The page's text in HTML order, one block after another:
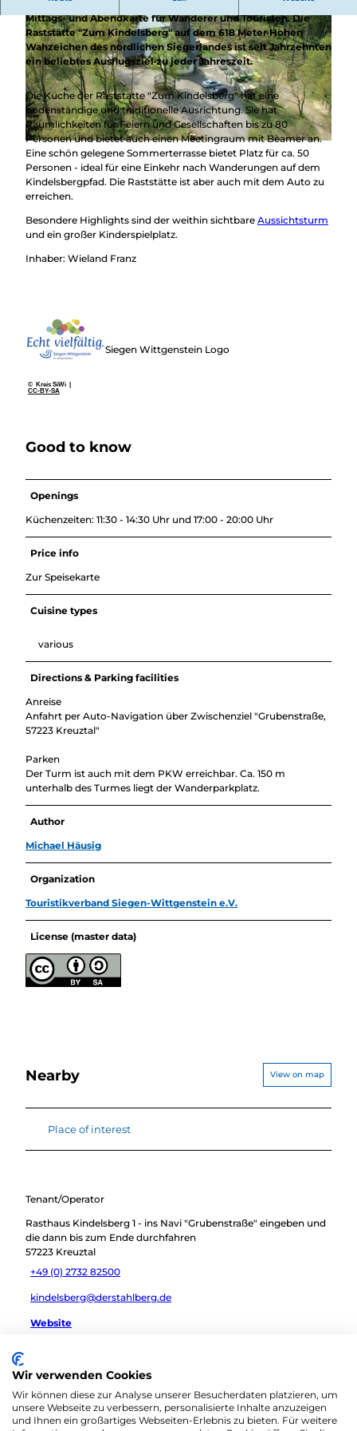
© kindelsberg.de
Ein respektables Gästehaus mit einer umfangreichen
Mittags- und Abendkarte für Wanderer und Touristen. Die
Raststätte "Zum Kindelsberg" auf dem 618 Meter Hohen
Wahzeichen des nördlichen Siegerlandes ist seit Jahrzehnten
ein beliebtes Ausflugsziel zu jeder Jahreszeit.
Die Küche der Raststätte "Zum Kindelsberg" hat eine
bodenständige und traditionelle Ausrichtung. Sie hat
Räumlichkeiten für Feiern und Gesellschaften bis zu 80
Personen und bietet auch einen Meetingraum mit Beamer an.
Eine schön gelegene Sommerterrasse bietet Platz für ca. 50
Personen - ideal für eine Einkehr nach Wanderungen auf dem
Kindelsbergpfad. Die Raststätte ist aber auch mit dem Auto zu
erreichen.
Besondere Highlights sind der weithin sichtbare Aussichtsturm
und ein großer Kinderspielplatz.
Inhaber: Wieland Franz
© Kreis SiWi |
CC-BY-SA
Siegen Wittgenstein Logo
Good to know
Openings
Küchenzeiten: 11:30 - 14:30 Uhr und 17:00 - 20:00 Uhr
Price info
Zur Speisekarte
Cuisine types
various
Directions & Parking facilities
Anreise
Anfahrt per Auto-Navigation über Zwischenziel "Grubenstraße,
57223 Kreuztal"
Parken
Der Turm ist auch mit dem PKW erreichbar. Ca. 150 m
unterhalb des Turmes liegt der Wanderparkplatz.
Author
Michael Häusig
Organization
Touristikverband Siegen-Wittgenstein e.V.
License (master data)
Nearby View on map
Place of interest
Tenant/Operator
Rasthaus Kindelsberg 1 - ins Navi "Grubenstraße" eingeben und
die dann bis zum Ende durchfahren
57223 Kreuztal
+49 (0) 2732 82500
kindelsberg@derstahlberg.de
Website
Travel by public transport
Sketch route
Wir verwenden Cookies
Wir können diese zur Analyse unserer Besucherdaten platzieren, um
unsere Webseite zu verbessern, personalisierte Inhalte anzuzeigen
und Ihnen ein großartiges Webseiten-Erlebnis zu bieten. Für weitere